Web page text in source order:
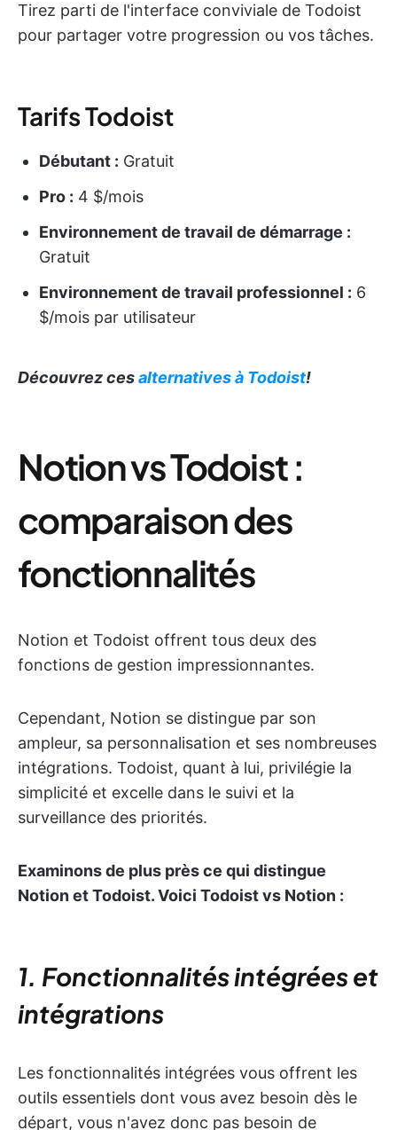
Tirez parti de l'interface conviviale de Todoist
pour partager votre progression ou vos tâches.
Tarifs Todoist
Débutant : Gratuit
Pro : 4 $/mois
Environnement de travail de démarrage :
Gratuit
Environnement de travail professionnel : 6
$/mois par utilisateur
Découvrez cesalternatives à Todoist!
Notion vs Todoist :
comparaison des
fonctionnalités
Notion et Todoist offrent tous deux des
fonctions de gestion impressionnantes.
Cependant, Notion se distingue par son
ampleur, sa personnalisation et ses nombreuses
intégrations. Todoist, quant à lui, privilégie la
simplicité et excelle dans le suivi et la
surveillance des priorités.
Examinons de plus près ce qui distingue
Notion et Todoist. Voici Todoist vs Notion :
1. Fonctionnalités intégrées et
intégrations
Les fonctionnalités intégrées vous offrent les
outils essentiels dont vous avez besoin dès le
départ, vous n'avez donc pas besoin de